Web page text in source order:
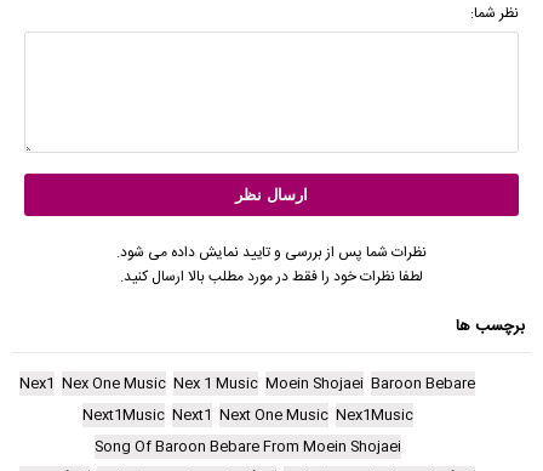
نظر شما:
نظرات شما پس از بررسی و تایید نمایش داده می شود.
لطفا نظرات خود را فقط در مورد مطلب بالا ارسال کنید.
برچسب ها
Baroon Bebare
Moein Shojaei
Nex 1 Music
Nex One Music
Nex1
Nex1Music
Next One Music
Next1
Next1Music
Song Of Baroon Bebare From Moein Shojaei